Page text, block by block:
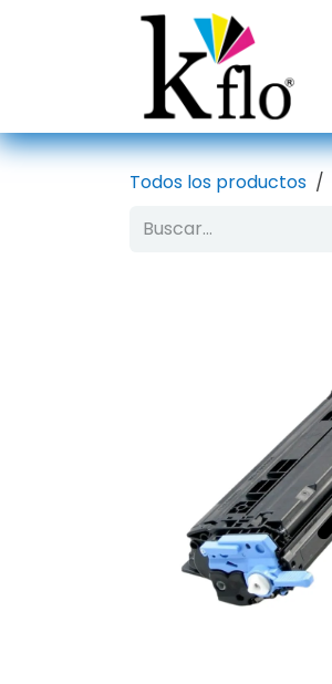
Todos los productos